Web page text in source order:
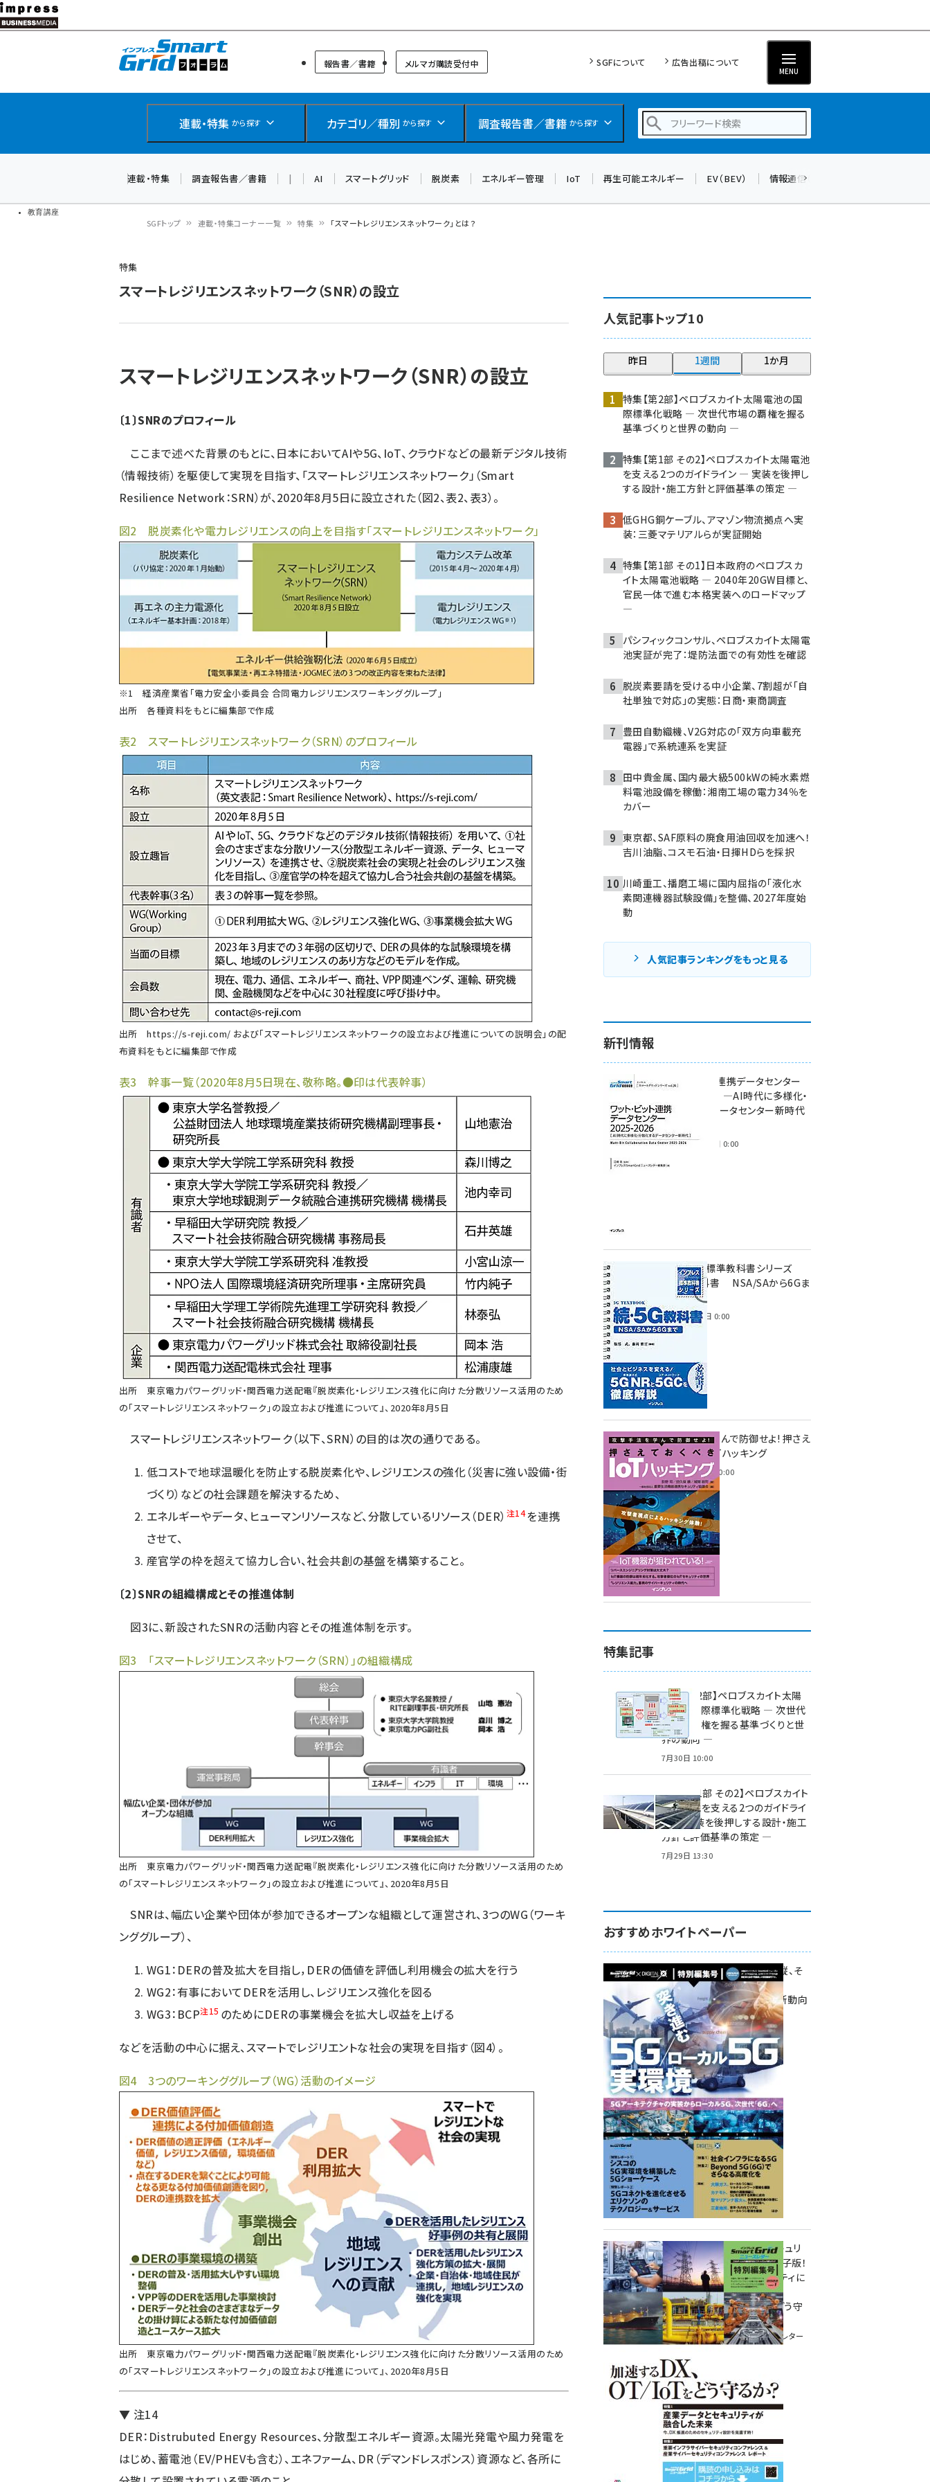
メ
イ
教育講座
スマートグリッドフォーラム
報告書／書籍 メルマガ購読受付中 SGFについて 広告出稿について
MENU
連載・特集 から探す カテゴリ／種別 から探す 調査報告書／書籍 から探す
ngn (279)
大串 (222)
aitras (185)
タンデム (149)
連載・特集 調査報告書／書籍 | AI スマートグリッド 脱炭素 エネルギー管理 IoT 再生可能エネルギー EV（BEV） 情報通信（ICT）
ン
く
ず
SGFトップ 連載・特集コーナー一覧 特集 「スマートレジリエンスネットワーク」とは？
特集
スマートレジリエンスネットワーク（SNR）の設立
スマートレジリエンスネットワーク（SNR）の設立
〔1〕SNRのプロフィール
ここまで述べた背景のもとに、日本においてAIや5G、IoT、クラウドなどの最新デジタル技術
（情報技術）を駆使して実現を目指す、「スマートレジリエンスネットワーク」（Smart
Resilience Network：SRN）が、2020年8月5日に設立された（図2、表2、表3）。
図2 脱炭素化や電力レジリエンスの向上を目指す「スマートレジリエンスネットワーク」
※1経済産業省「電力安全小委員会 合同電力レジリエンスワーキンググループ」
出所 各種資料をもとに編集部で作成
表2 スマートレジリエンスネットワーク（SRN）のプロフィール
出所https://s-reji.com/ および「スマートレジリエンスネットワークの設立および推進についての説明会」の配
布資料をもとに編集部で作成
表3 幹事一覧（2020年8月5日現在、敬称略。●印は代表幹事）
出所 東京電力パワーグリッド・関西電力送配電『脱炭素化・レジリエンス強化に向けた分散リソース活用のため
の「スマートレジリエンスネットワーク」の設立および推進について』、2020年8月5日
スマートレジリエンスネットワーク（以下、SRN）の目的は次の通りである。
低コストで地球温暖化を防止する脱炭素化や、レジリエンスの強化（災害に強い設備・街
づくり）などの社会課題を解決するため、
エネルギーやデータ、ヒューマンリソースなど、分散しているリソース（DER） 注14 を連携
させて、
産官学の枠を超えて協力し合い、社会共創の基盤を構築すること。
〔2〕SNRの組織構成とその推進体制
図3に、新設されたSNRの活動内容とその推進体制を示す。
図3 「スマートレジリエンスネットワーク（SRN）」の組織構成
出所 東京電力パワーグリッド・関西電力送配電『脱炭素化・レジリエンス強化に向けた分散リソース活用のため
の「スマートレジリエンスネットワーク」の設立および推進について』、2020年8月5日
SNRは、幅広い企業や団体が参加できるオープンな組織として運営され、3つのWG（ワーキ
ンググループ）、
WG1：DERの普及拡大を目指し，DERの価値を評価し利用機会の拡大を行う
WG2：有事においてDERを活用し、レジリエンス強化を図る
WG3：BCP注15 のためにDERの事業機会を拡大し収益を上げる
などを活動の中心に据え、スマートでレジリエントな社会の実現を目指す（図4）。
図4 3つのワーキンググループ（WG）活動のイメージ
出所 東京電力パワーグリッド・関西電力送配電『脱炭素化・レジリエンス強化に向けた分散リソース活用のため
の「スマートレジリエンスネットワーク」の設立および推進について』、2020年8月5日
▼ 注14
DER：Distrubuted Energy Resources、分散型エネルギー資源。太陽光発電や風力発電を
はじめ、蓄電池（EV/PHEVも含む）、エネファーム、DR（デマンドレスポンス）資源など、各所に
人気記事トップ10
昨日 1週間 1か月
特集【第2部】ペロブスカイト太陽電池の国
際標準化戦略 ― 次世代市場の覇権を握る
基準づくりと世界の動向 ―
特集【第1部 その2】ペロブスカイト太陽電池
を支える2つのガイドライン ― 実装を後押し
する設計・施工方針と評価基準の策定 ―
低GHG銅ケーブル、アマゾン物流拠点へ実
装：三菱マテリアルらが実証開始
特集【第1部 その1】日本政府のペロブスカ
イト太陽電池戦略 ― 2040年20GW目標と、
官民一体で進む本格実装へのロードマップ
―
パシフィックコンサル、ペロブスカイト太陽電
池実証が完了：堤防法面での有効性を確認
脱炭素要請を受ける中小企業、7割超が「自
社単独で対応」の実態：日商・東商調査
豊田自動織機、V2G対応の「双方向車載充
電器」で系統連系を実証
田中貴金属、国内最大級500kWの純水素燃
料電池設備を稼働：湘南工場の電力34％を
カバー
東京都、SAF原料の廃食用油回収を加速へ！
吉川油脂、コスモ石油・日揮HDらを採択
川崎重工、播磨工場に国内屈指の「液化水
素関連機器試験設備」を整備、2027年度始
動
人気記事ランキングをもっと見る
新刊情報
ワット・ビット連携データセンター
2025-2026 ―AI時代に多様化・
分散化するデータセンター新時代
2025年11月28日 0:00
インプレス標準教科書シリーズ
続・5G教科書 NSA/SAから6Gま
2023年4月3日 0:00
攻撃手法を学んで防御せよ! 押さえ
ておくべきIoTハッキング
2022年6月14日 0:00
特集記事
特集【第2部】ペロブスカイト太陽
電池の国際標準化戦略 ― 次世代
市場の覇権を握る基準づくりと世
界の動向 ―
7月30日 10:00
特集【第1部 その2】ペロブスカイト
太陽電池を支える2つのガイドライ
ン ― 実装を後押しする設計・施工
方針と評価基準の策定 ―
7月29日 13:30
おすすめホワイトペーパー
環境対策、建機の遠隔操縦、そ
して医療。
次世代通信規格「5G」最新動向
をこの1冊で学ぶ
SmartGrid ニューズレター ×
DIGITAL X 特別編集号 2022
Summer
重要インフラサイバーセキュリ
ティコンファレンス特別電子版！
― 産業サイバーセキュリティに
関わる全ての方へ！ ―
加速するDX、OT/IoTをどう守
るか？
インプレス SmartGridニューズレター